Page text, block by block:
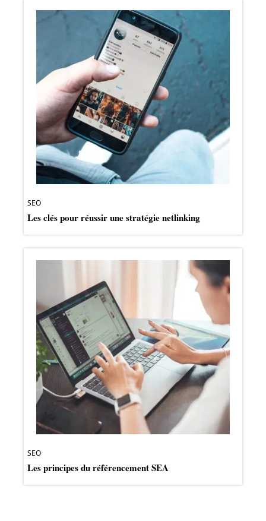
SEO
Les clés pour réussir une stratégie netlinking
SEO
Les principes du référencement SEA